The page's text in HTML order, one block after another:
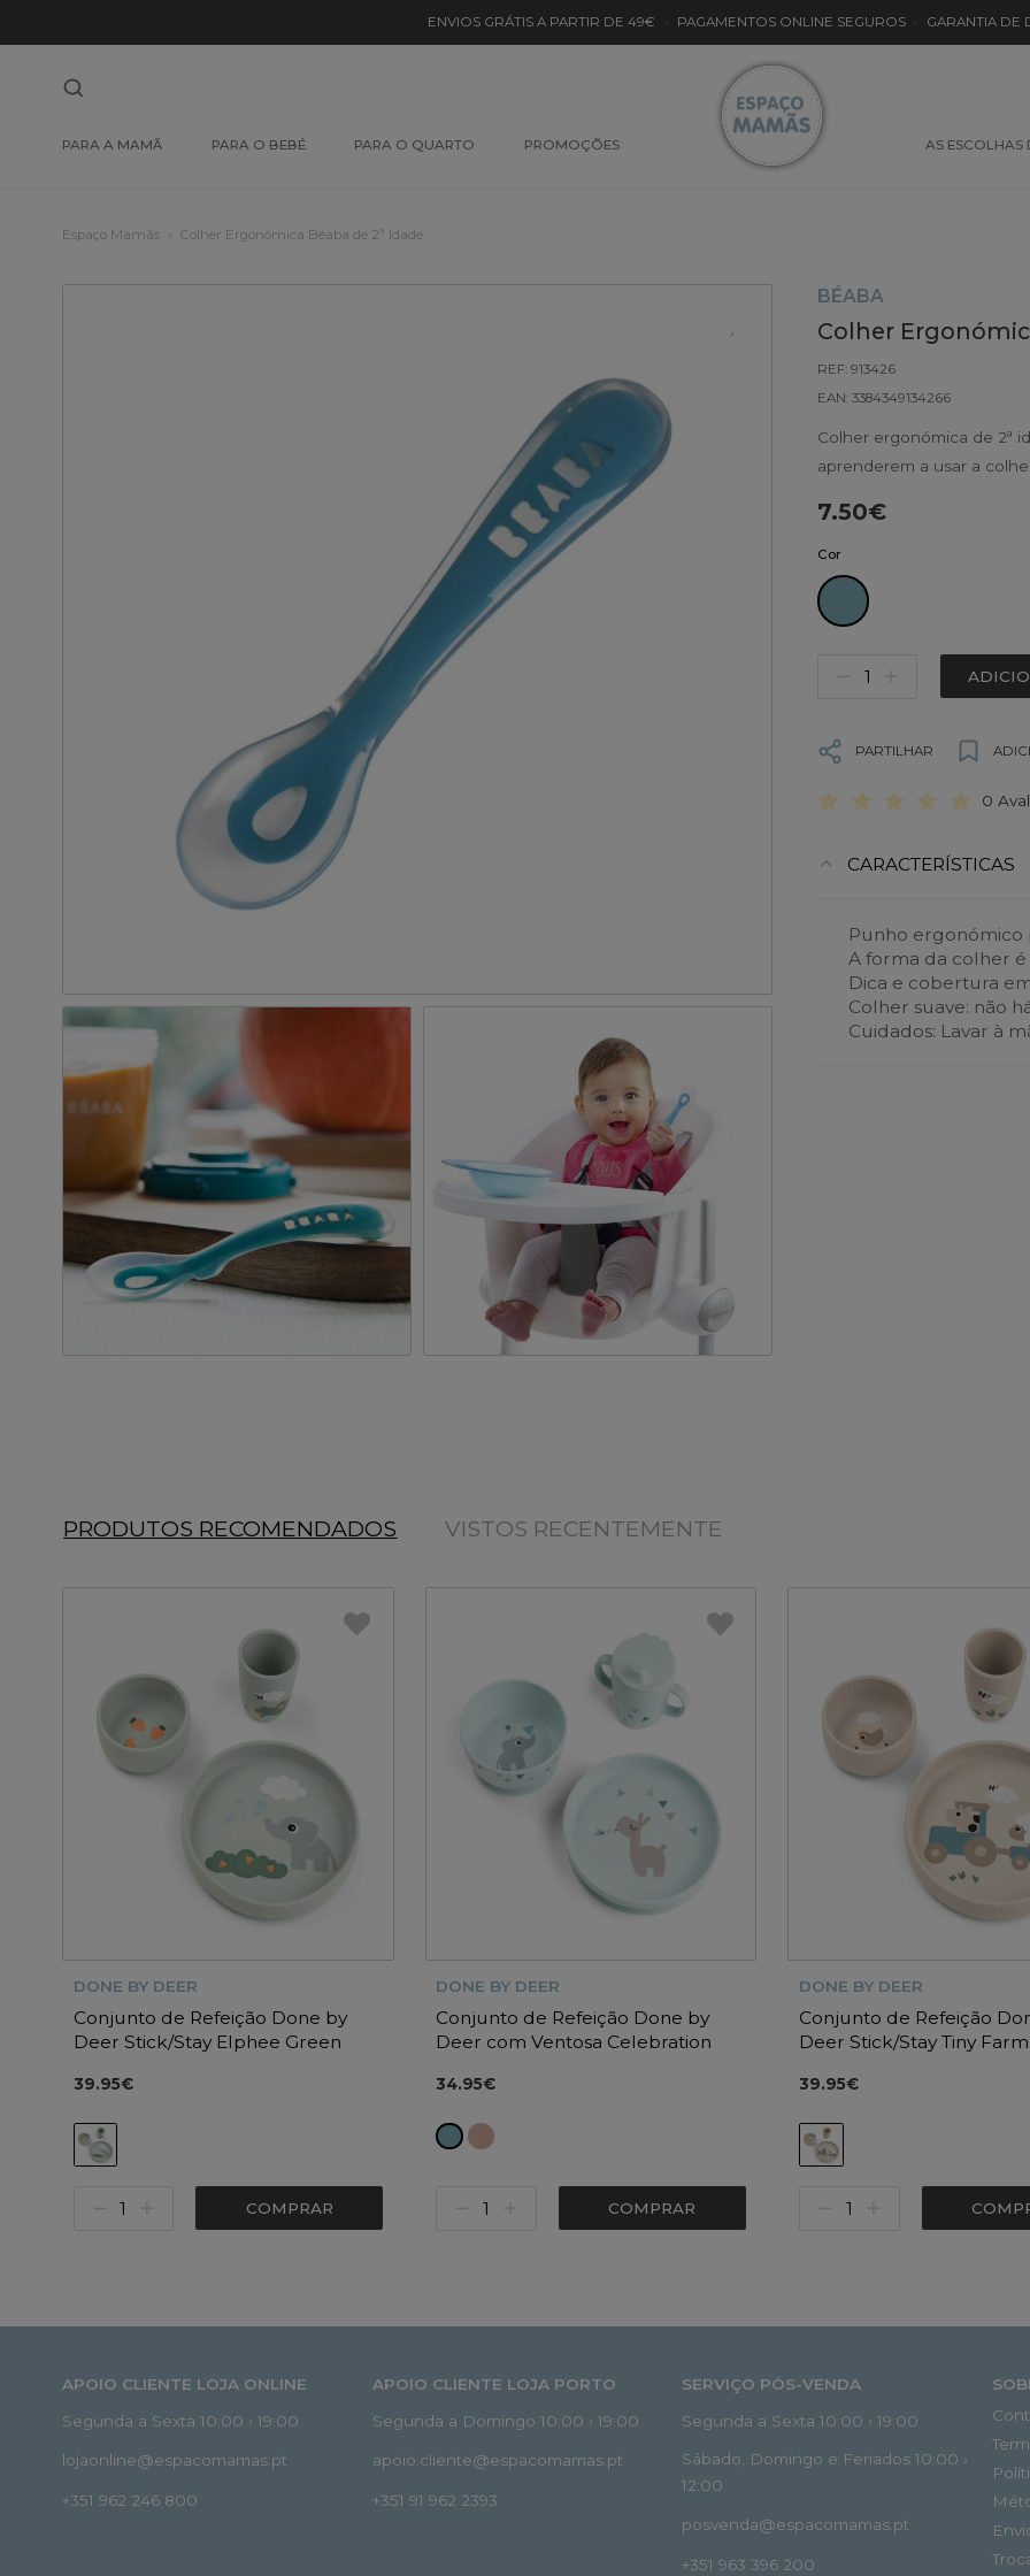
ENVIOS GRÁTIS A PARTIR DE 49€ · PAGAMENTOS ONLINE SEGUROS · GARANTIA DE
PARA A MAMÃ PARA O BEBÉ PARA O QUARTO PROMOÇÕES AS ESCOLHAS
Espaço Mamãs Colher Ergonómica Béaba de 2ª Idade
BÉABA
Colher
REF: 913426
EAN: 3384349134266
Colher ergonómica de 2ª
aprenderem a usar a
7.50€
Cor
PARTILHAR
0
CARACTERÍSTICAS
Punho ergonómico
A forma da colher é
Dica e cobertura
Colher suave: não
Cuidados: Lavar à
PRODUTOS RECOMENDADOS VISTOS RECENTEMENTE
DONE BY DEER
Conjunto de Refeição Done by
Deer Stick/Stay Elphee Green
39.95€
COMPRAR
DONE BY DEER
Conjunto de Refeição Done by
Deer com Ventosa Celebration
34.95€
COMPRAR
DONE BY DEER
Conjunto de Refeição
Deer Stick/Stay Tiny
39.95€
APOIO CLIENTE LOJA ONLINE
Segunda a Sexta 10:00 › 19:00
lojaonline@espacomamas.pt
+351 962 246 800
APOIO CLIENTE LOJA PORTO
Segunda a Domingo 10:00 › 19:00
apoio.cliente@espacomamas.pt
+351 91 962 2393
SERVIÇO PÓS-VENDA
Segunda a Sexta 10:00 › 19:00
Sábado, Domingo e Feriados 10:00 ›
12:00
posvenda@espacomamas.pt
+351 963 396 200